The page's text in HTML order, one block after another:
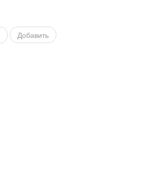
Добавить